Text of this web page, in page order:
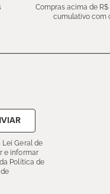
Compras acima de
cumulativo com
Lei Geral de
e informar
Política de